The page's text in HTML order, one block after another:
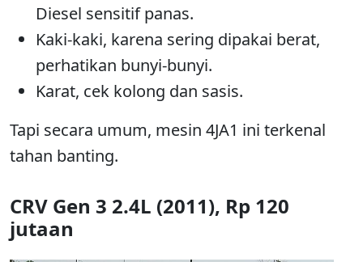
Diesel sensitif panas.
Kaki-kaki, karena sering dipakai berat,
perhatikan bunyi-bunyi.
Karat, cek kolong dan sasis.
Tapi secara umum, mesin 4JA1 ini terkenal
tahan banting.
CRV Gen 3 2.4L (2011), Rp 120
jutaan